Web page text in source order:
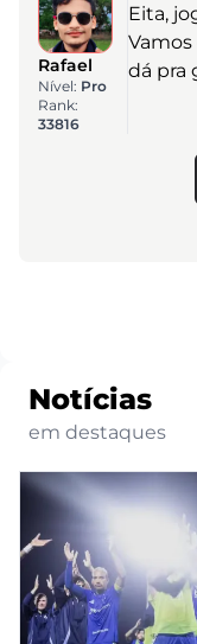
Rafael
Nível: Pro
Rank:
33816
Eita,
dá pra
Notícias
em destaques